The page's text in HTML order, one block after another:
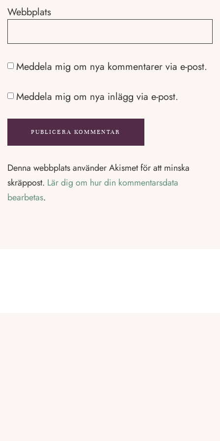
Webbplats
Meddela mig om nya kommentarer via e-post.
Meddela mig om nya inlägg via e-post.
Denna webbplats använder Akismet för att minska
skräppost. Lär dig om hur din kommentarsdata
bearbetas.